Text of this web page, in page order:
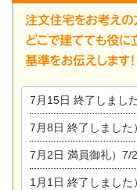
7月15日 終了しました
7月8日 終了しました
7月2日 満員御礼）7/
1月1日 終了しました）